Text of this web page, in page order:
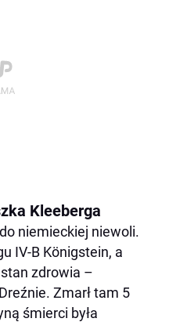
Kleeberga
niemieckiej niewoli.
IV-B Königstein, a
zdrowia –
Zmarł tam 5
śmierci była